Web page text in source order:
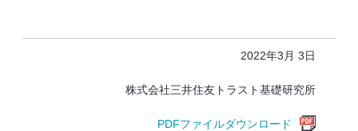
2022年3月 3日
株式会社三井住友トラスト基礎研究所
PDFファイルダウンロード